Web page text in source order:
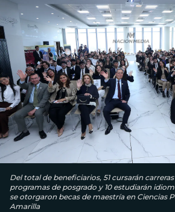
Del total de beneficiarios, 51 cursarán
programas de posgrado y 10 estudiarán
se otorgaron becas de maestría en Ciencias
Amarilla